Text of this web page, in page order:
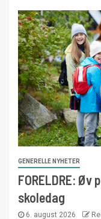
GENERELLE NYHETER
FORELDRE:
skoledag
6. august 2026